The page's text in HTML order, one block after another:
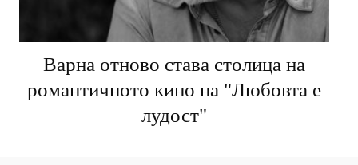
Варна отново става столица на
романтичното кино на "Любовта е
лудост"